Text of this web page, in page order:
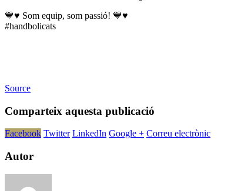
💙♥️ Som equip, som passió! 💙♥️
#handbolicats
Source
Comparteix aquesta publicació
Facebook Twitter LinkedIn Google + Correu electrònic
Autor